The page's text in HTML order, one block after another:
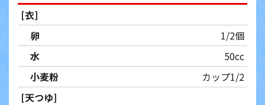
[衣]
卵
1/2個
水
50cc
小麦粉
カップ1/2
[天つゆ]